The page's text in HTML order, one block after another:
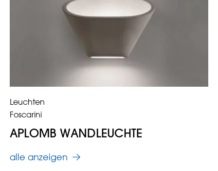
alle anzeigen
Leuchten
Foscarini
APLOMB WANDLEUCHTE